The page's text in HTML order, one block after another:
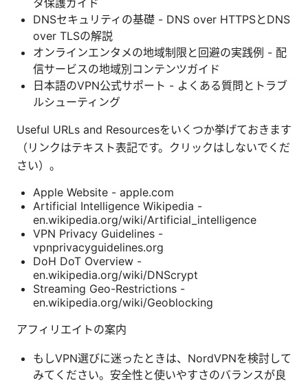
タ保護ガイド
DNSセキュリティの基礎 - DNS over HTTPSとDNS
over TLSの解説
オンラインエンタメの地域制限と回避の実践例 - 配
信サービスの地域別コンテンツガイド
日本語のVPN公式サポート - よくある質問とトラブ
ルシューティング
Useful URLs and Resourcesをいくつか挙げておきます
（リンクはテキスト表記です。クリックはしないでくだ
さい）。
Apple Website - apple.com
Artificial Intelligence Wikipedia -
en.wikipedia.org/wiki/Artificial_intelligence
VPN Privacy Guidelines -
vpnprivacyguidelines.org
DoH DoT Overview -
en.wikipedia.org/wiki/DNScrypt
Streaming Geo-Restrictions -
en.wikipedia.org/wiki/Geoblocking
アフィリエイトの案内
もしVPN選びに迷ったときは、NordVPNを検討して
みてください。安全性と使いやすさのバランスが良